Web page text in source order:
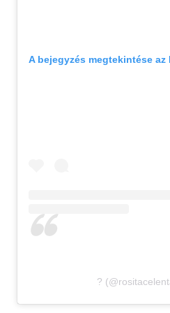
A bejegyzés megtekintése az
?